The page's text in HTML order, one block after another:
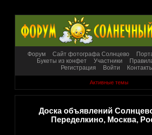
Форум Сайт фотографа Солнцево
Букеты из конфет
Участники
Регистрация
Войти
Активные темы
Доска объявлений
Переделкино, Москва,